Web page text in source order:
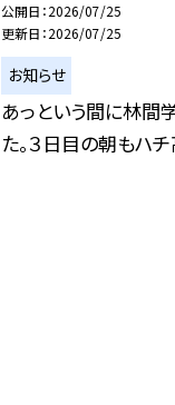
公開日 2026/07/25
更新日 2026/07/25
お知らせ
あっという間に林間
た。３日目の朝もハ